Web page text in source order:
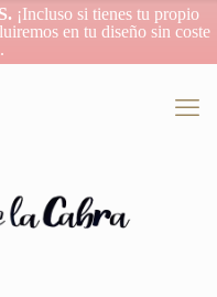
¡Incluso si tienes tu propio
en tu diseño sin coste